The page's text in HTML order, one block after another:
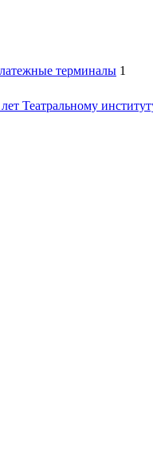
терминалы 1
Театральному